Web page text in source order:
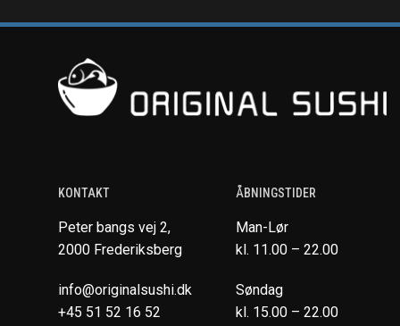
KONTAKT
Peter bangs vej 2,
2000 Frederiksberg
info@originalsushi.dk
+45 51 52 16 52
ÅBNINGSTIDER
Man-Lør
kl. 11.00 – 22.00
Søndag
kl. 15.00 – 22.00